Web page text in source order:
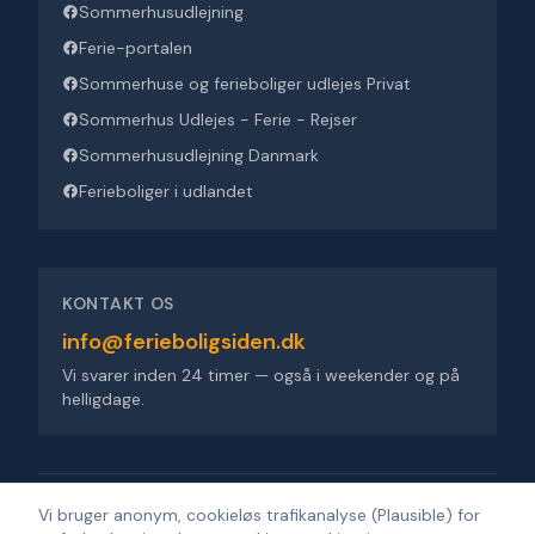
Sommerhusudlejning
Ferie-portalen
Sommerhuse og ferieboliger udlejes Privat
Sommerhus Udlejes - Ferie - Rejser
Sommerhusudlejning Danmark
Ferieboliger i udlandet
KONTAKT OS
info@ferieboligsiden.dk
Vi svarer inden 24 timer — også i weekender og på
helligdage.
Ferieboligsiden ApS·Trigevej 9, 8382 Hinnerup ·CVR 36909676
Vi bruger anonym, cookieløs trafikanalyse (Plausible) for